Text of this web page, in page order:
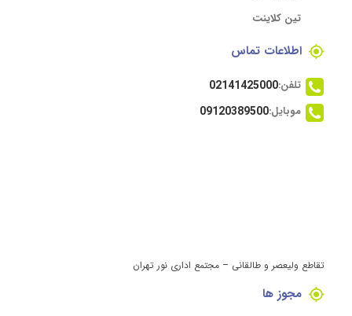
تین کلاینت
اطلاعات تماس
تلفن:02141425000
موبایل:09120389500
تقاطع ولیعصر و طالقانی – مجتمع اداری نور تهران
مجوز ها